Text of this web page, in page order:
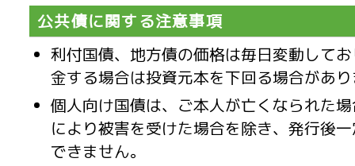
公共債に関する注意事項
利付国債、地方債の価格は毎日変動して
金する場合は投資元本を下回る場合があ
個人向け国債は、ご本人が亡くなられた
により被害を受けた場合を除き、発行後
できません。